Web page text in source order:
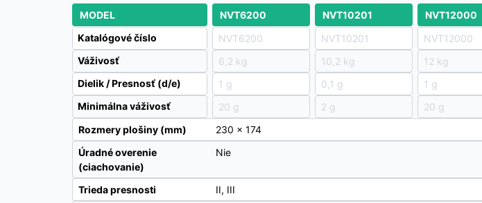
MODEL NVT6200 NVT10201 NVT12000
Katalógové číslo
NVT6200 NVT10201 NVT12000
Váživosť
6,2 kg 10,2 kg 12 kg
Dielik / Presnosť (d/e)
1 g 0,1 g 1 g
Minimálna váživosť
20 g 2 g 20 g
Rozmery plošiny (mm)
230 x 174
Úradné overenie
(ciachovanie)
Nie
Trieda presnosti
II, III